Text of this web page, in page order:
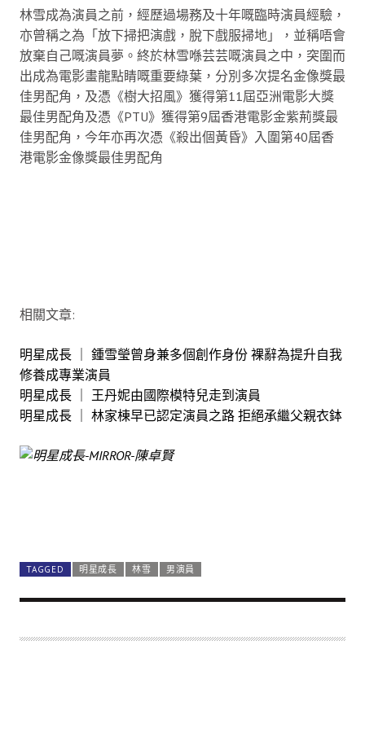
林雪成為演員之前，經歷過場務及十年嘅臨時演員經驗，
亦曾稱之為「放下掃把演戲，脫下戲服掃地」，並稱唔會
放棄自己嘅演員夢。終於林雪喺芸芸嘅演員之中，突圍而
出成為電影畫龍點睛嘅重要綠葉，分別多次提名金像獎最
佳男配角，及憑《樹大招風》獲得第11屆亞洲電影大獎
最佳男配角及憑《PTU》獲得第9屆香港電影金紫荊獎最
佳男配角，今年亦再次憑《殺出個黃昏》入圍第40屆香
港電影金像獎最佳男配角
相關文章:
明星成長 ｜ 鍾雪瑩曾身兼多個創作身份 裸辭為提升自我
修養成專業演員
明星成長 ｜ 王丹妮由國際模特兒走到演員
明星成長 ｜ 林家棟早已認定演員之路 拒絕承繼父親衣鉢
TAGGED 明星成長 林雪 男演員